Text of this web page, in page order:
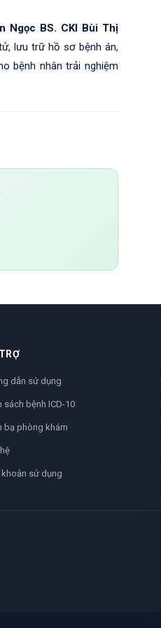
Ngọc BS. CKI Bùi Thị
lưu trữ hồ sơ bệnh án,
bệnh nhân trải nghiệm
dẫn sử dụng
sách bệnh ICD-10
bạ phòng khám
sử dụng